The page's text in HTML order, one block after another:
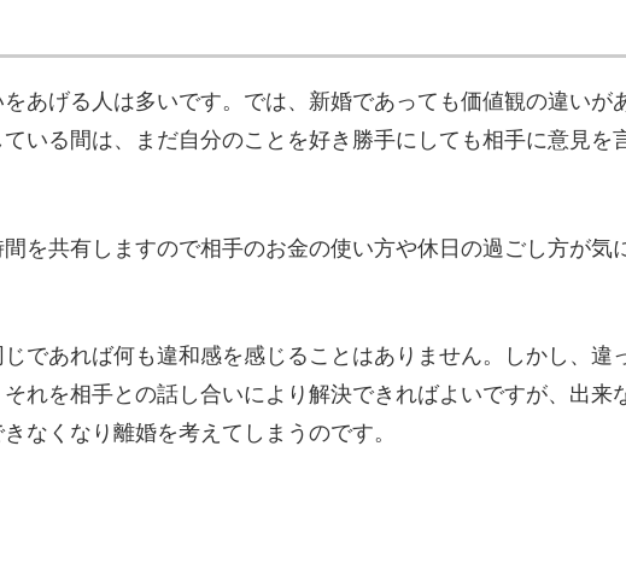
あげる人は多いです。では、新婚であっても価値観の違いが
いる間は、まだ自分のことを好き勝手にしても相手に意見を
を共有しますので相手のお金の使い方や休日の過ごし方が気
であれば何も違和感を感じることはありません。しかし、違
れを相手との話し合いにより解決できればよいですが、出来
なくなり離婚を考えてしまうのです。